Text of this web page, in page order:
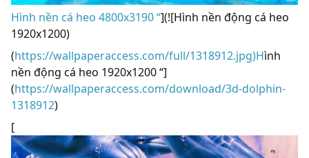
Hình nền cá heo 4800x3190 “](![Hình nền động cá heo
1920x1200)
(https://wallpaperaccess.com/full/1318912.jpg)Hình
nền động cá heo 1920x1200 “]
(https://wallpaperaccess.com/download/3d-dolphin-
1318912)
[